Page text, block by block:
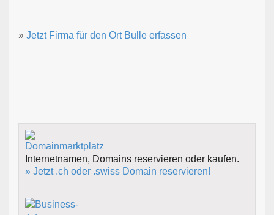
» Jetzt Firma für den Ort Bulle erfassen
Internetnamen, Domains reservieren oder kaufen.
» Jetzt .ch oder .swiss Domain reservieren!